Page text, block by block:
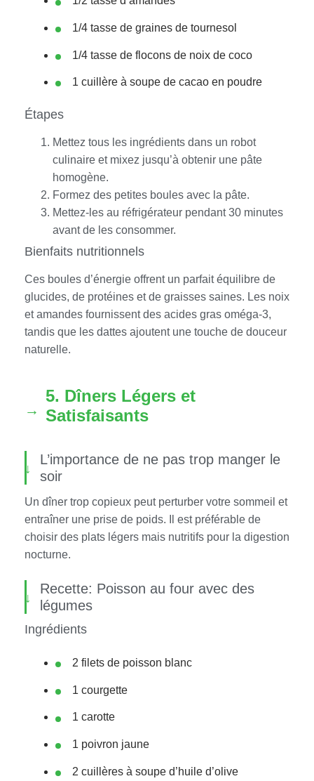
1/4 tasse de graines de tournesol
1/4 tasse de flocons de noix de coco
1 cuillère à soupe de cacao en poudre
Étapes
Mettez tous les ingrédients dans un robot
culinaire et mixez jusqu’à obtenir une pâte
homogène.
Formez des petites boules avec la pâte.
Mettez-les au réfrigérateur pendant 30 minutes
avant de les consommer.
Bienfaits nutritionnels
Ces boules d’énergie offrent un parfait équilibre de
glucides, de protéines et de graisses saines. Les noix
et amandes fournissent des acides gras oméga-3,
tandis que les dattes ajoutent une touche de douceur
naturelle.
5. Dîners Légers et
Satisfaisants
L’importance de ne pas trop manger le
soir
Un dîner trop copieux peut perturber votre sommeil et
entraîner une prise de poids. Il est préférable de
choisir des plats légers mais nutritifs pour la digestion
nocturne.
Recette: Poisson au four avec des
légumes
Ingrédients
2 filets de poisson blanc
1 courgette
1 carotte
1 poivron jaune
2 cuillères à soupe d’huile d’olive